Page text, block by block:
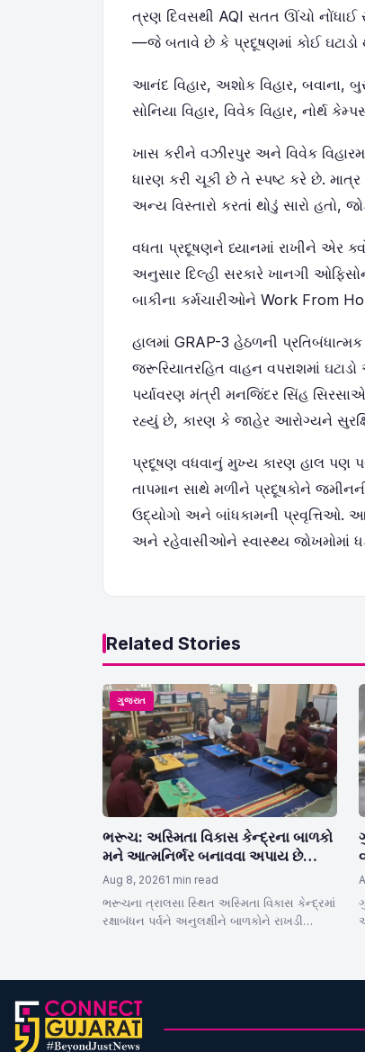
ત્રણ દિવસથી AQI સતત ઊંચો
—જે બતાવે છે કે પ્રદૂષણમાં કોઈ ઘટાડો
આનંદ વિહાર, અશોક વિહાર, બવાના,
સોનિયા વિહાર, વિવેક વિહાર, નોર્થ
ખાસ કરીને વઝીરપુર અને વિવેક
ધારણ કરી ચૂકી છે તે સ્પષ્ટ કરે છે.
અન્ય વિસ્તારો કરતાં થોડું સારો હતો,
વધતા પ્રદૂષણને ધ્યાનમાં રાખીને એર
અનુસાર દિલ્હી સરકારે ખાનગી
બાકીના કર્મચારીઓને Work From
હાલમાં GRAP-3 હેઠળની
જરૂરિયાતરહિત વાહન વપરાશમાં
પર્યાવરણ મંત્રી મનજિંદર સિંહ
રહ્યું છે, કારણ કે જાહેર આરોગ્યને
પ્રદૂષણ વધવાનું મુખ્ય કારણ હાલ પણ
તાપમાન સાથે મળીને પ્રદૂષકોને
ઉદ્યોગો અને બાંધકામની પ્રવૃત્તિઓ.
અને રહેવાસીઓને સ્વાસ્થ્ય જોખમોમાં
Related Stories
ગુજરાત
ભરૂચ: અસ્મિતા વિકાસ કેન્દ્રના બાળકો
મને આત્મનિર્ભર બનાવવા અપાય છે
વિશેષ તાલીમ
Aug 8, 20261 min read
ભરૂચના ત્રાલસા સ્થિત અસ્મિતા વિકાસ કેન્દ્રમાં
રક્ષાબંધન પર્વને અનુલક્ષીને બાળકોને રાખડી